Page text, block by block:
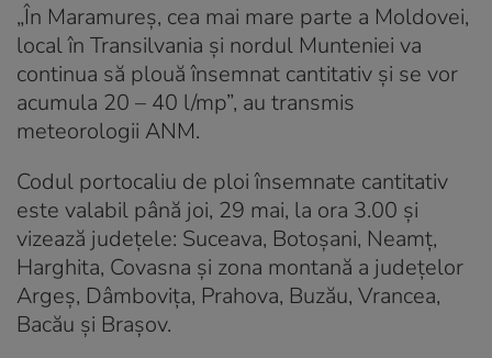
„În Maramureș, cea mai mare parte a Moldovei,
local în Transilvania și nordul Munteniei va
continua să plouă însemnat cantitativ și se vor
acumula 20 – 40 l/mp”, au transmis
meteorologii ANM.
Codul portocaliu de ploi însemnate cantitativ
este valabil până joi, 29 mai, la ora 3.00 și
vizează județele: Suceava, Botoșani, Neamț,
Harghita, Covasna și zona montană a județelor
Argeș, Dâmbovița, Prahova, Buzău, Vrancea,
Bacău și Brașov.